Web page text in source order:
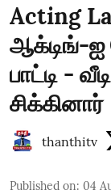
Acting
ஆக்டிங்-ஐ
பாட்டி -
சிக்கினார்
thanthitv
Published on: 04